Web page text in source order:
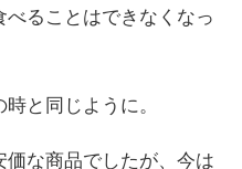
ることはできなくなっ
と同じように。
な商品でしたが、今は